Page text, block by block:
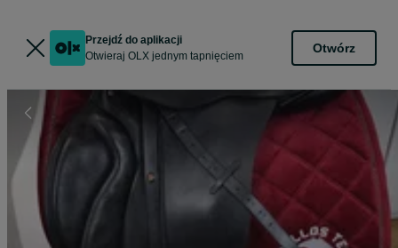
Przejdź do aplikacji
Otwieraj OLX jednym tapnięciem
Otwórz